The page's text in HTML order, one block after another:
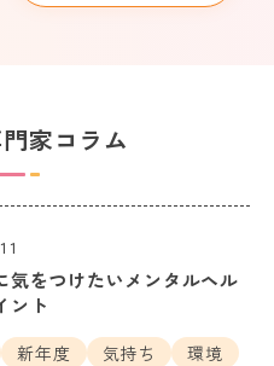
家コラム
気をつけたいメンタルヘル
ント
新年度 気持ち
環境